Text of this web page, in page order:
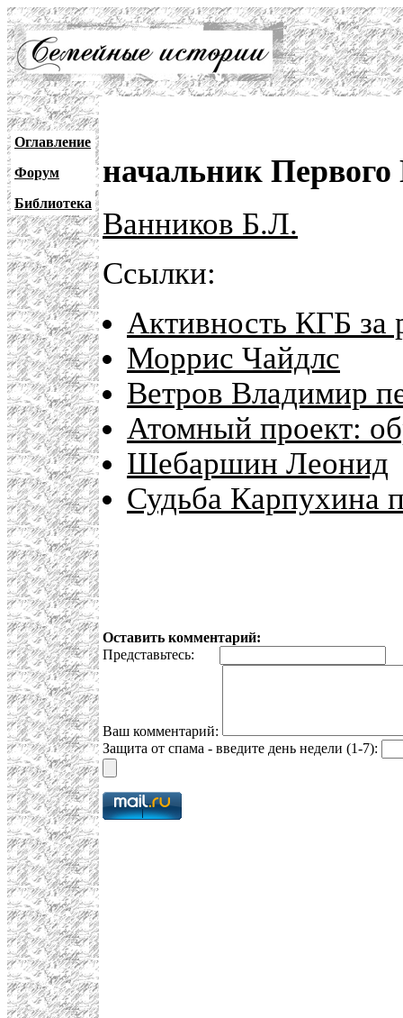
Оглавление
Форум
Библиотека
начальник
Ванников Б.Л.
Ссылки:
Активность КГБ за
Моррис Чайдлс
Ветров Владимир
Атомный проект:
Шебаршин Леонид
Судьба Карпухина
Оставить комментарий:
Представьтесь:
Ваш комментарий:
Защита от спама - введите день недели (1-7):